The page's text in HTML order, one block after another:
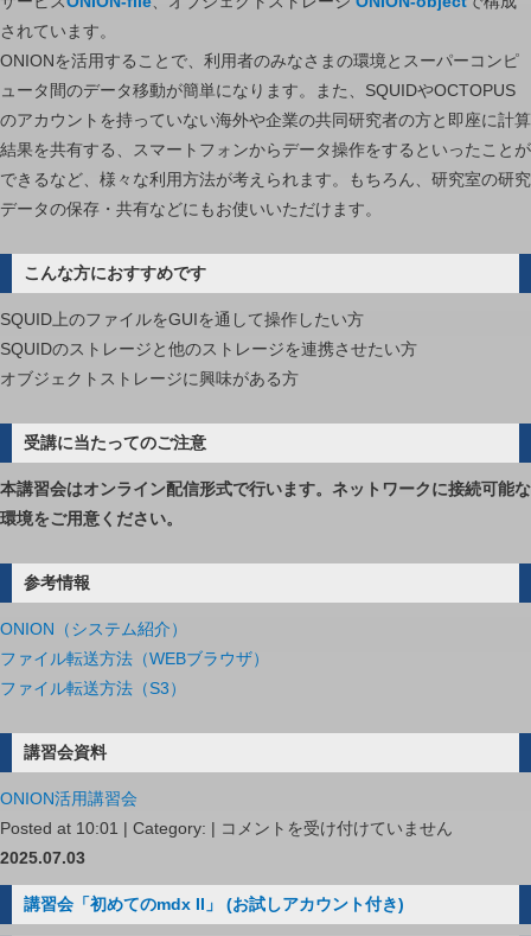
されています。
ONIONを活用することで、利用者のみなさまの環境とスーパーコンピ
ュータ間のデータ移動が簡単になります。また、SQUIDやOCTOPUS
のアカウントを持っていない海外や企業の共同研究者の方と即座に計算
結果を共有する、スマートフォンからデータ操作をするといったことが
できるなど、様々な利用方法が考えられます。もちろん、研究室の研究
データの保存・共有などにもお使いいただけます。
こんな方におすすめです
SQUID上のファイルをGUIを通して操作したい方
SQUIDのストレージと他のストレージを連携させたい方
オブジェクトストレージに興味がある方
受講に当たってのご注意
本講習会はオンライン配信形式で行います。ネットワークに接続可能な
環境をご用意ください。
参考情報
ONION（システム紹介）
ファイル転送方法（WEBブラウザ）
ファイル転送方法（S3）
講習会資料
ONION活用講習会
Posted at 10:01 | Category: | ONION
用
講
コメントを受け付けていません
2025.07.03
講習会「初めてのmdx II」 (お試しアカウント付き)